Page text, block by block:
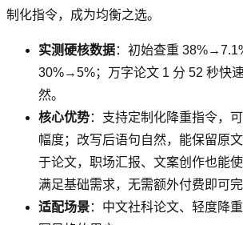
制化指令，成为均衡之选。
实测硬核数据：初始查重
30%→5%；万字论文 1 分 52 秒快
然。
核心优势：支持定制化降重指令，
幅度；改写后语句自然，能保留原
于论文，职场汇报、文案创作也能
满足基础需求，无需额外付费即可完
适配场景：中文社科论文、轻度降